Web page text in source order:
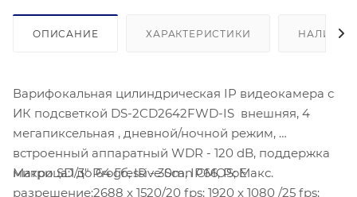
ОПИСАНИЕ ХАРАКТЕРИСТИКИ НАЛИЧИЕ
Варифокальная цилиндрическая IP видеокамера с
ИК подсветкой DS-2CD2642FWD-IS внешняя, 4
мегапиксельная , дневной/ночной режим,
встроенный аппаратный WDR - 120 dB, поддержка
микро SD до 64 Гб, IR - 30m, IP66, PoE
Матрица:1/3" Progressive Scan CMOS; Макс.
разрешение:2688 x 1520/20 fps; 1920 x 1080 /25 fps;